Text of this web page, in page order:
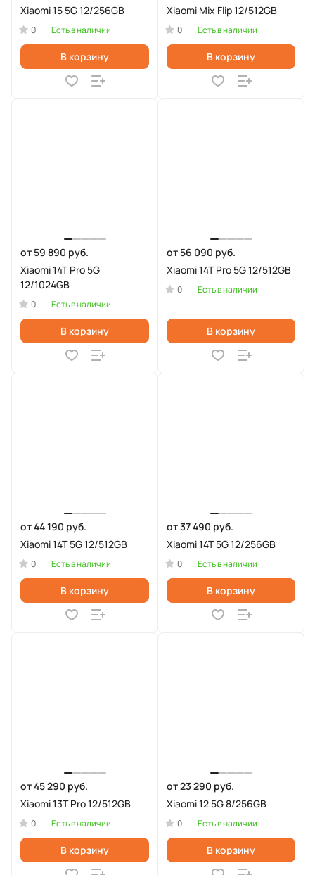
Xiaomi 15 5G 12/256GB
0 Есть в наличии
В корзину
Xiaomi Mix Flip 12/512GB
0 Есть в наличии
В корзину
от 59 890 руб.
Xiaomi 14T Pro 5G
12/1024GB
0 Есть в наличии
В корзину
от 56 090 руб.
Xiaomi 14T Pro 5G 12/512GB
0 Есть в наличии
В корзину
от 44 190 руб.
Xiaomi 14T 5G 12/512GB
0 Есть в наличии
В корзину
от 37 490 руб.
Xiaomi 14T 5G 12/256GB
0 Есть в наличии
В корзину
от 45 290 руб.
Xiaomi 13T Pro 12/512GB
0 Есть в наличии
В корзину
от 23 290 руб.
Xiaomi 12 5G 8/256GB
0 Есть в наличии
В корзину